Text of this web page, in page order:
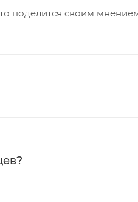
поделится своим